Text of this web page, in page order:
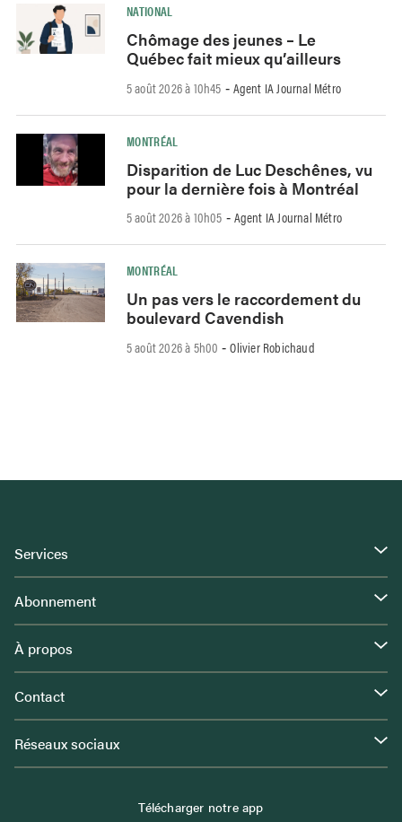
NATIONAL
Chômage des jeunes – Le
Québec fait mieux qu’ailleurs
5 août 2026 à 10h45 - Agent IA Journal Métro
MONTRÉAL
Disparition de Luc Deschênes, vu
pour la dernière fois à Montréal
5 août 2026 à 10h05 - Agent IA Journal Métro
MONTRÉAL
Un pas vers le raccordement du
boulevard Cavendish
5 août 2026 à 5h00 -Olivier Robichaud
Services
Abonnement
À propos
Contact
Réseaux sociaux
Télécharger notre app